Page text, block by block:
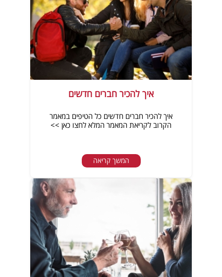
איך להכיר חברים חדשים
איך להכיר חברים חדשים כל הטיפים במאמר
הקרוב לקריאת המאמר המלא לחצו כאן >>
המשך קריאה